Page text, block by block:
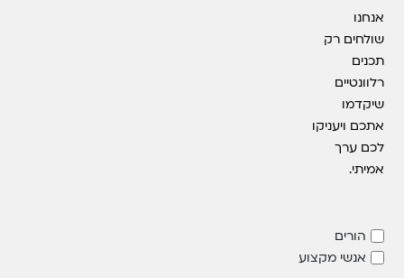
אנחנו
שולחים רק
תכנים
רלוונטיים
שיקדמו
אתכם ויעניקו
לכם ערך
אמיתי.
הורים
אנשי מקצוע